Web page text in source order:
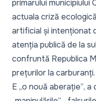
primarului municipiului
actuala criză
artificial și intenționat
atenția publică de la
confruntă Republica
prețurilor la carburanți.
E„o nouă aberație”, a